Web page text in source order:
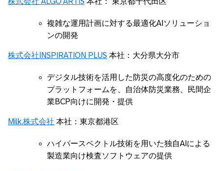
複雑な運用計画に対する最適化AIソリューショ
ンの開発
株式会社INSPIRATION PLUS 本社：大分県大分市
デジタル技術を活用した防災の高度化のための
プラットフォームを、自治体防災業務、民間企
業BCP向けに開発・提供
Milk.株式会社 本社：東京都港区
ハイパースペクトル技術を用いた独自AIによる
製造業向け検査ソフトウェアの提供